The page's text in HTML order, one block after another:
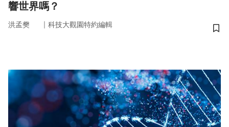
響世界嗎？
洪孟樊 ｜ 科技大觀園特約編輯
儲